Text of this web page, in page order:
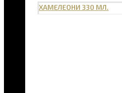
ХАМЕЛЕОНИ 330 МЛ.